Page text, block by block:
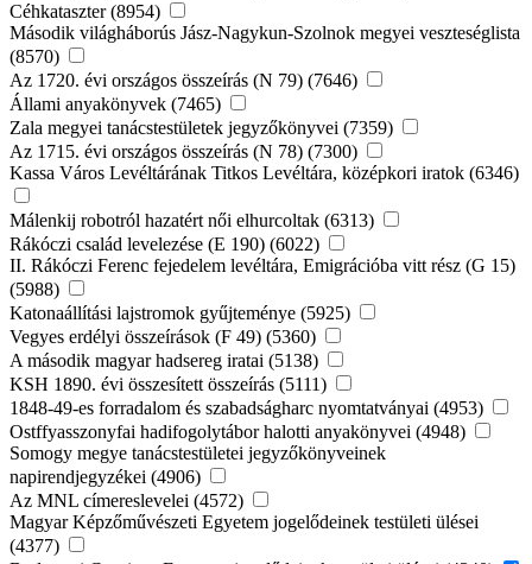
Céhkataszter (8954)
Második világháborús Jász-Nagykun-Szolnok megyei veszteséglista
(8570)
Az 1720. évi országos összeírás (N 79) (7646)
Állami anyakönyvek (7465)
Zala megyei tanácstestületek jegyzőkönyvei (7359)
Az 1715. évi országos összeírás (N 78) (7300)
Kassa Város Levéltárának Titkos Levéltára, középkori iratok (6346)
Málenkij robotról hazatért női elhurcoltak (6313)
Rákóczi család levelezése (E 190) (6022)
II. Rákóczi Ferenc fejedelem levéltára, Emigrációba vitt rész (G 15)
(5988)
Katonaállítási lajstromok gyűjteménye (5925)
Vegyes erdélyi összeírások (F 49) (5360)
A második magyar hadsereg iratai (5138)
KSH 1890. évi összesített összeírás (5111)
1848-49-es forradalom és szabadságharc nyomtatványai (4953)
Ostffyasszonyfai hadifogolytábor halotti anyakönyvei (4948)
Somogy megye tanácstestületei jegyzőkönyveinek
napirendjegyzékei (4906)
Az MNL címereslevelei (4572)
Magyar Képzőművészeti Egyetem jogelődeinek testületi ülései
(4377)